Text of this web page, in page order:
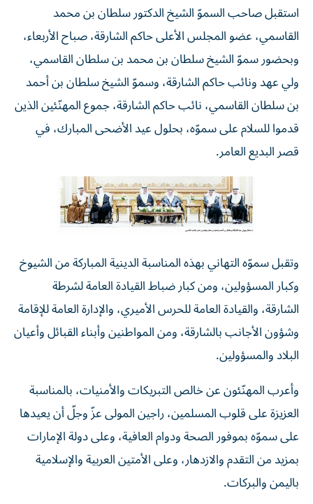
استقبل صاحب السموّ الشيخ الدكتور سلطان بن محمد
القاسمي، عضو المجلس الأعلى حاكم الشارقة، صباح الأربعاء،
وبحضور سموّ الشيخ سلطان بن محمد بن سلطان القاسمي،
ولي عهد ونائب حاكم الشارقة، وسموّ الشيخ سلطان بن أحمد
بن سلطان القاسمي، نائب حاكم الشارقة، جموع المهنّئين الذين
قدموا للسلام على سموّه، بحلول عيد الأضحى المبارك، في
قصر البديع العامر.
وتقبل سموّه التهاني بهذه المناسبة الدينية المباركة من الشيوخ
وكبار المسؤولين، ومن كبار ضباط القيادة العامة لشرطة
الشارقة، والقيادة العامة للحرس الأميري، والإدارة العامة للإقامة
وشؤون الأجانب بالشارقة، ومن المواطنين وأبناء القبائل وأعيان
البلاد والمسؤولين.
وأعرب المهنّئون عن خالص التبريكات والأمنيات، بالمناسبة
العزيزة على قلوب المسلمين، راجين المولى عزّ وجلّ أن يعيدها
على سموّه بموفور الصحة ودوام العافية، وعلى دولة الإمارات
بمزيد من التقدم والازدهار، وعلى الأمتين العربية والإسلامية
باليمن والبركات.